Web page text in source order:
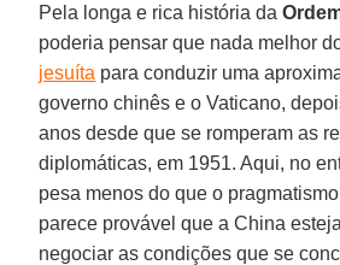
Pela longa e rica história da
poderia pensar que nada melhor
jesuíta para conduzir uma
governo chinês e o Vaticano,
anos desde que se romperam as
diplomáticas, em 1951. Aqui, no
pesa menos do que o
parece provável que a China
negociar as condições que se